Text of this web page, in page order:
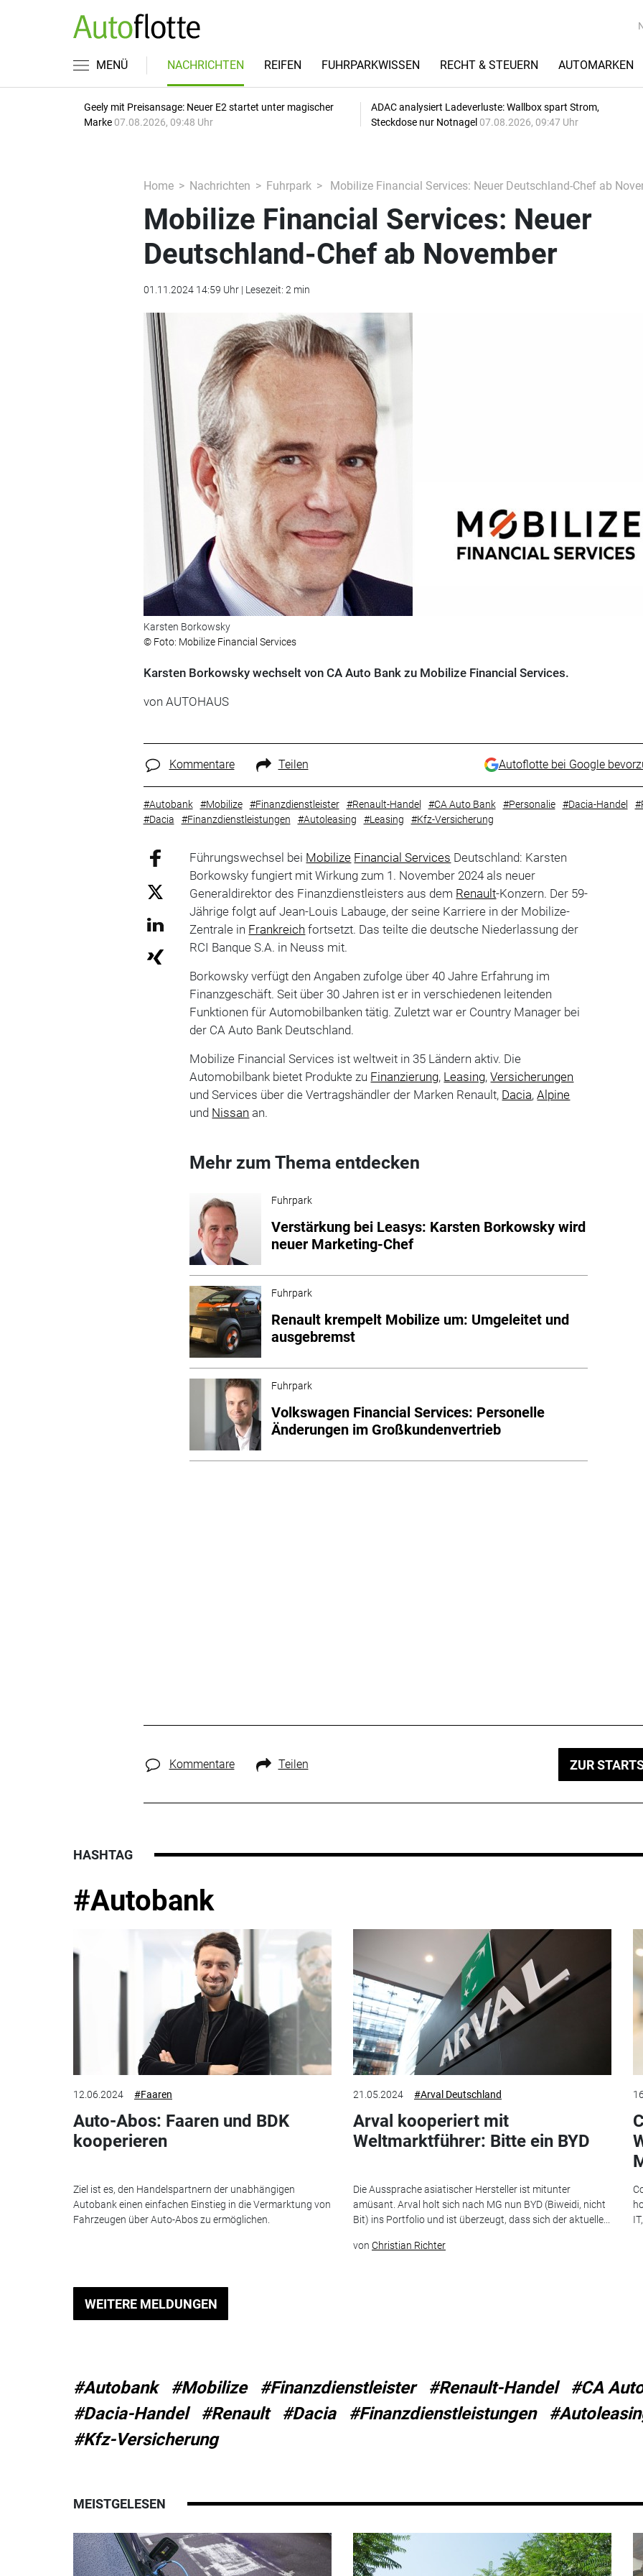
MENÜ NACHRICHTEN REIFEN FUHRPARKWISSEN RECHT & STEUERN AUTOMARKEN
Geely mit Preisansage: Neuer E2 startet unter magischer
Marke 07.08.2026, 09:48 Uhr
ADAC analysiert Ladeverluste: Wallbox spart Strom,
Steckdose nur Notnagel 07.08.2026, 09:47 Uhr
Home Nachrichten Fuhrpark Mobilize Financial Services: Neuer Deutschland-Chef ab
Mobilize Financial Services: Neuer
Deutschland-Chef ab November
01.11.2024 14:59 Uhr | Lesezeit: 2 min
Karsten Borkowsky
© Foto: Mobilize Financial Services
Karsten Borkowsky wechselt von CA Auto Bank zu Mobilize Financial Services.
von AUTOHAUS
Kommentare Teilen Autoflotte bei Google
#Autobank #Mobilize #Finanzdienstleister #Renault-Handel #CA Auto Bank #Personalie #Dacia-Handel
#Dacia
#Finanzdienstleistungen #Autoleasing #Leasing #Kfz-Versicherung
Führungswechsel bei Mobilize Financial Services Deutschland: Karsten
Borkowsky fungiert mit Wirkung zum 1. November 2024 als neuer
Generaldirektor des Finanzdienstleisters aus dem Renault-Konzern. Der 59-
Jährige folgt auf Jean-Louis Labauge, der seine Karriere in der Mobilize-
Zentrale in Frankreich fortsetzt. Das teilte die deutsche Niederlassung der
RCI Banque S.A. in Neuss mit.
Borkowsky verfügt den Angaben zufolge über 40 Jahre Erfahrung im
Finanzgeschäft. Seit über 30 Jahren ist er in verschiedenen leitenden
Funktionen für Automobilbanken tätig. Zuletzt war er Country Manager bei
der CA Auto Bank Deutschland.
Mobilize Financial Services ist weltweit in 35 Ländern aktiv. Die
Automobilbank bietet Produkte zu Finanzierung, Leasing,Versicherungen
und Services über die Vertragshändler der Marken Renault, Dacia,Alpine
und Nissan an.
Mehr zum Thema entdecken
Fuhrpark
Verstärkung bei Leasys: Karsten Borkowsky wird
neuer Marketing-Chef
Fuhrpark
Renault krempelt Mobilize um: Umgeleitet und
ausgebremst
Fuhrpark
Volkswagen Financial Services: Personelle
Änderungen im Großkundenvertrieb
Kommentare Teilen ZUR
HASHTAG
#Autobank
12.06.2024 #Faaren
Auto-Abos: Faaren und BDK
kooperieren
Ziel ist es, den Handelspartnern der unabhängigen
Autobank einen einfachen Einstieg in die Vermarktung von
Fahrzeugen über Auto-Abos zu ermöglichen.
21.05.2024 #Arval Deutschland
Arval kooperiert mit
Weltmarktführer: Bitte ein BYD
Die Aussprache asiatischer Hersteller ist mitunter
amüsant. Arval holt sich nach MG nun BYD (Biweidi, nicht
Bit) ins Portfolio und ist überzeugt, dass sich der aktuelle...
von Christian Richter
WEITERE MELDUNGEN
#Autobank #Mobilize #Finanzdienstleister #Renault-Handel
#CA
#Dacia-Handel
#Renault #Dacia #Finanzdienstleistungen
#Kfz-Versicherung
MEISTGELESEN